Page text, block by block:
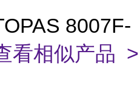
8007F-
看相似产品 >